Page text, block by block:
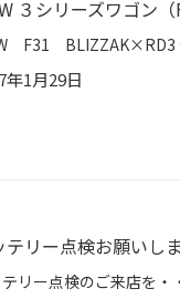
３シリーズワゴン
年1月29日
テリー点検お願いしま